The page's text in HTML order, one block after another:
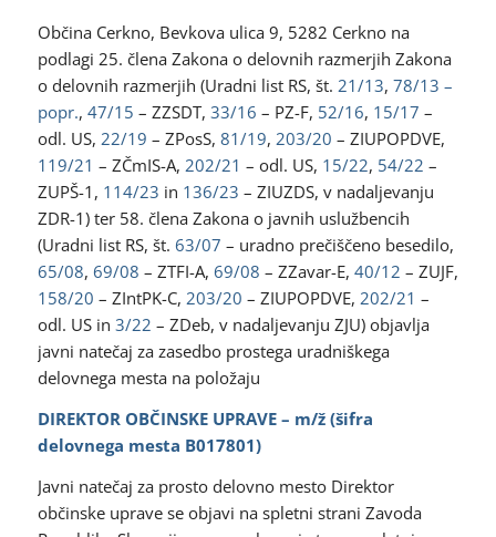
Občina Cerkno, Bevkova ulica 9, 5282 Cerkno na
podlagi 25. člena Zakona o delovnih razmerjih Zakona
o delovnih razmerjih (Uradni list RS, št. 21/13, 78/13 –
popr., 47/15 – ZZSDT, 33/16 – PZ-F, 52/16, 15/17 –
odl. US, 22/19 – ZPosS, 81/19, 203/20 – ZIUPOPDVE,
119/21 – ZČmIS-A, 202/21 – odl. US, 15/22, 54/22 –
ZUPŠ-1, 114/23 in 136/23 – ZIUZDS, v nadaljevanju
ZDR-1) ter 58. člena Zakona o javnih uslužbencih
(Uradni list RS, št. 63/07 – uradno prečiščeno besedilo,
65/08, 69/08 – ZTFI-A, 69/08 – ZZavar-E, 40/12 – ZUJF,
158/20 – ZIntPK-C, 203/20 – ZIUPOPDVE, 202/21 –
odl. US in 3/22 – ZDeb, v nadaljevanju ZJU) objavlja
javni natečaj za zasedbo prostega uradniškega
delovnega mesta na položaju
DIREKTOR OBČINSKE UPRAVE – m/ž (šifra
delovnega mesta B017801)
Javni natečaj za prosto delovno mesto Direktor
občinske uprave se objavi na spletni strani Zavoda